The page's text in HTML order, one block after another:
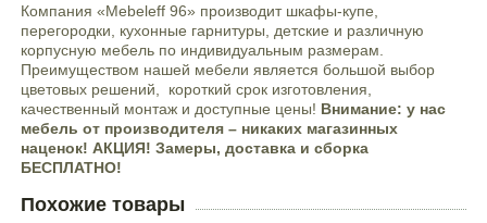
Компания «Mebeleff 96» производит шкафы-купе,
перегородки, кухонные гарнитуры, детские и различную
корпусную мебель по индивидуальным размерам.
Преимуществом нашей мебели является большой выбор
цветовых решений, короткий срок изготовления,
качественный монтаж и доступные цены! Внимание: у нас
мебель от производителя – никаких магазинных
наценок! АКЦИЯ! Замеры, доставка и сборка
БЕСПЛАТНО!
Похожие товары